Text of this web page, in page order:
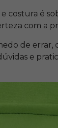
costura é
com a
de
e